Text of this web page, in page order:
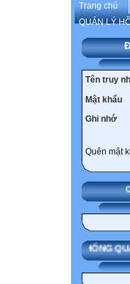
Trang chủ
QUẢN LÝ
Tên truy
Mật khẩu
Ghi nhớ
Quên mật
SMAS HỆ